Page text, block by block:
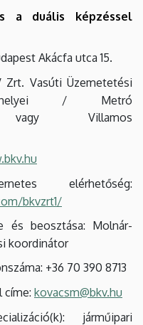
a duális képzéssel
Akácfa utca 15.
Zrt. Vasúti Üzemetetési
/ Metró
vagy Villamos
elérhetőség:
bkvzrt1/
és beosztása: Molnár-
koordinátor
+36 70 390 8713
címe: kovacsm@bkv.hu
járműipari